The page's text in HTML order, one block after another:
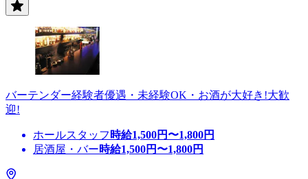
バーテンダー経験者優遇・未経験OK・お酒が大好き!大歓
迎!
ホールスタッフ 時給1,500円〜1,800円
居酒屋・バー時給1,500円〜1,800円